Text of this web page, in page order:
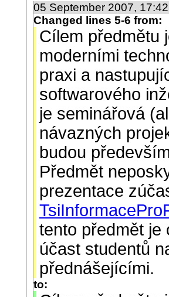
05 September 2007,
Changed lines 5-6 from:
Cílem předmětu
moderními
praxi a
softwarového
je seminářová
návazných
budou
Předmět
prezentace
tento předmět je
účast studentů
přednášejícími.
to: